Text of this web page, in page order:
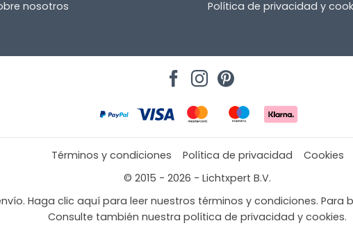
nosotros
Política de privacidad y
Términos y condiciones Política de privacidad
Cookies
© 2015 - 2026 - Lichtxpert B.V.
Haga clic aquí para leer nuestros términos y condiciones.
Consulte también nuestra política de privacidad y cookies.